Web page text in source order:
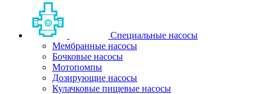
Специальные насосы
Мембранные насосы
Бочковые насосы
Мотопомпы
Дозирующие насосы
Кулачковые пищевые насосы